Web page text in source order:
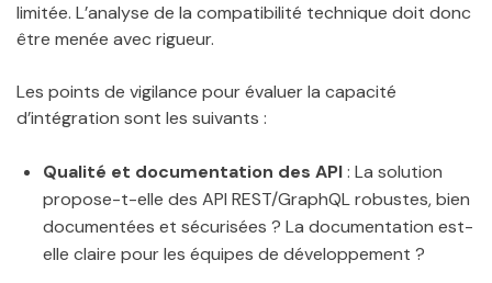
limitée. L’analyse de la compatibilité technique doit donc
être menée avec rigueur.
Les points de vigilance pour évaluer la capacité
d’intégration sont les suivants :
Qualité et documentation des API: La solution
propose-t-elle des API REST/GraphQL robustes, bien
documentées et sécurisées ? La documentation est-
elle claire pour les équipes de développement ?